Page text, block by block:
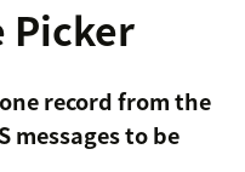
Picker
record from the
messages to be